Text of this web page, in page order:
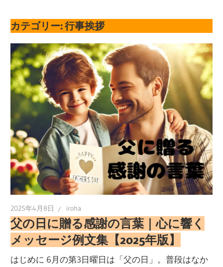
カテゴリー:行事挨拶
2025年4月8日 iroha
父の日に贈る感謝の言葉｜心に響く
メッセージ例文集【2025年版】
はじめに 6月の第3日曜日は「父の日」。普段はなか